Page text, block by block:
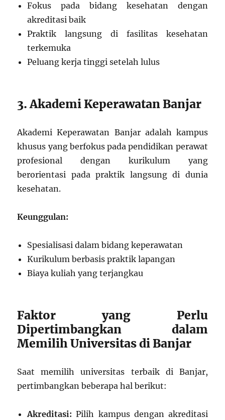
Fokus pada bidang kesehatan dengan
akreditasi baik
Praktik langsung di fasilitas kesehatan
terkemuka
Peluang kerja tinggi setelah lulus
3. Akademi Keperawatan Banjar
Akademi Keperawatan Banjar adalah kampus
khusus yang berfokus pada pendidikan perawat
profesional dengan kurikulum yang
berorientasi pada praktik langsung di dunia
kesehatan.
Keunggulan:
Spesialisasi dalam bidang keperawatan
Kurikulum berbasis praktik lapangan
Biaya kuliah yang terjangkau
Faktor yang Perlu
Dipertimbangkan dalam
Memilih Universitas di Banjar
Saat memilih universitas terbaik di Banjar,
pertimbangkan beberapa hal berikut:
Akreditasi: Pilih kampus dengan akreditasi